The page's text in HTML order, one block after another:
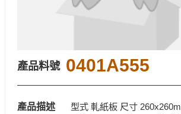
產品料號 0401A555
產品描述
型式 軋紙板 尺寸